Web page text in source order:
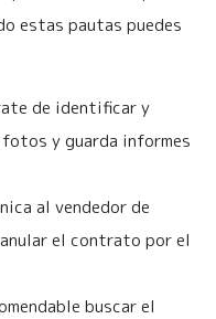
estas pautas puedes
de identificar y
fotos y guarda informes
al vendedor de
el contrato por el
buscar el